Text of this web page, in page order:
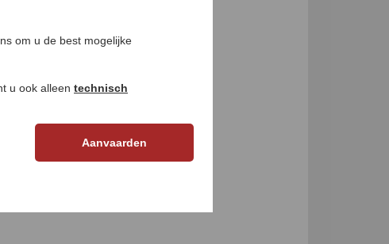
om u de best mogelijke
u ook alleen technisch
Aanvaarden